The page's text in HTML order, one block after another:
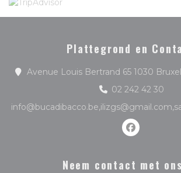
Plattegrond en
Avenue Louis Bertrand 65 1030
02 242 42 30
Facebook
Neem contact met